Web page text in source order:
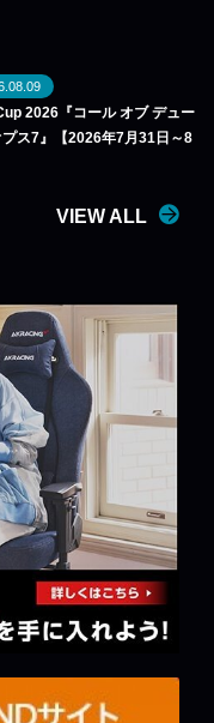
2026『コール オブ デュー
ス7』【2026年7月31日～8
VIEW ALL